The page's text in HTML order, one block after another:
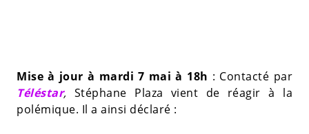
Mise à jour à mardi 7 mai à 18h : Contacté par
Téléstar, Stéphane Plaza vient de réagir à la
polémique. Il a ainsi déclaré :